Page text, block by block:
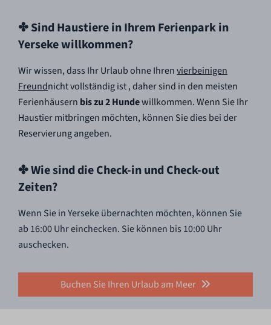
✤ Sind Haustiere in Ihrem Ferienpark in
Yerseke willkommen?
Wir wissen, dass Ihr Urlaub ohne Ihrenvierbeinigen
Freundnicht vollständig ist , daher sind in den meisten
Ferienhäusern bis zu 2 Hundewillkommen. Wenn Sie Ihr
Haustier mitbringen möchten, können Sie dies bei der
Reservierung angeben.
✤ Wie sind die Check-in und Check-out
Zeiten?
Wenn Sie in Yerseke übernachten möchten, können Sie
ab 16:00 Uhr einchecken. Sie können bis 10:00 Uhr
auschecken.
Buchen Sie Ihren Urlaub am Meer